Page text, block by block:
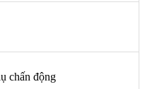
chấn động